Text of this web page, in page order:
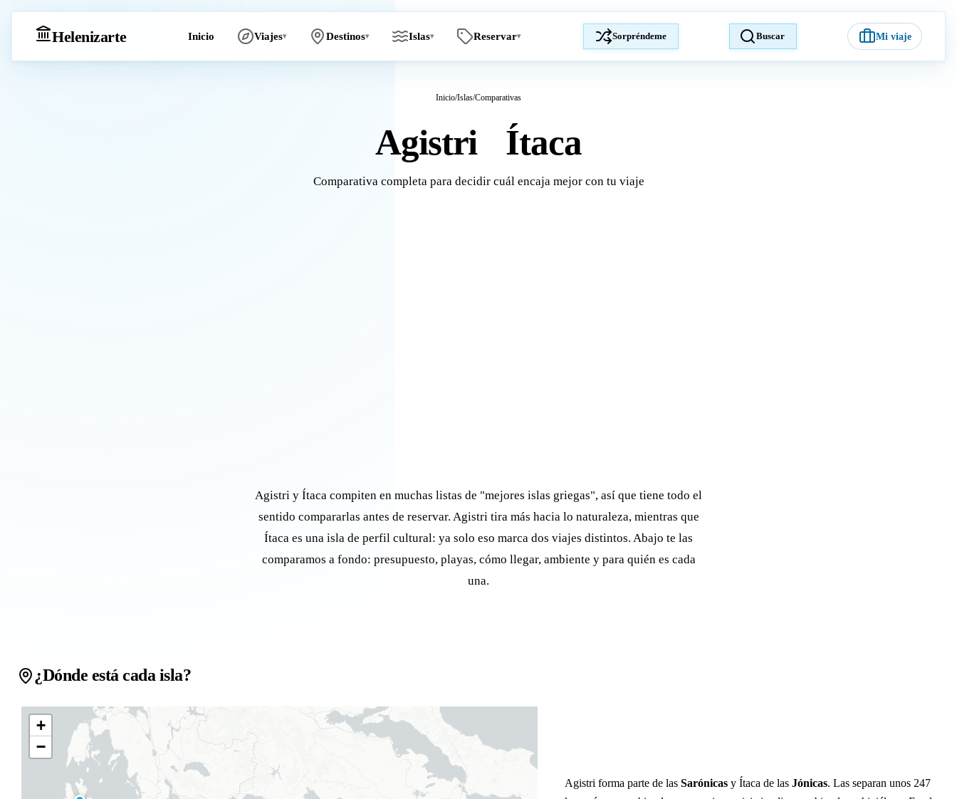
Helenizarte Inicio Viajes▾ Destinos▾ Islas▾ Reservar▾ Sorpréndeme Buscar Mi viaje
Inicio/Islas/Comparativas
Agistri Ítaca
Comparativa completa para decidir cuál encaja mejor con tu viaje
Agistri y Ítaca compiten en muchas listas de "mejores islas griegas", así que tiene todo el
sentido compararlas antes de reservar. Agistri tira más hacia lo naturaleza, mientras que
Ítaca es una isla de perfil cultural: ya solo eso marca dos viajes distintos. Abajo te las
comparamos a fondo: presupuesto, playas, cómo llegar, ambiente y para quién es cada
una.
¿Dónde está cada isla?
+
−
Agistri forma parte de lasSarónicas y Ítaca de lasJónicas. Las separan unos 247